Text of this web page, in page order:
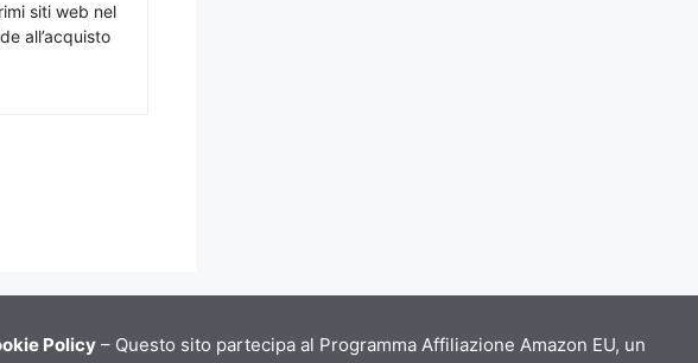
siti web nel
all’acquisto
Policy – Questo sito partecipa al Programma Affiliazione Amazon EU, un